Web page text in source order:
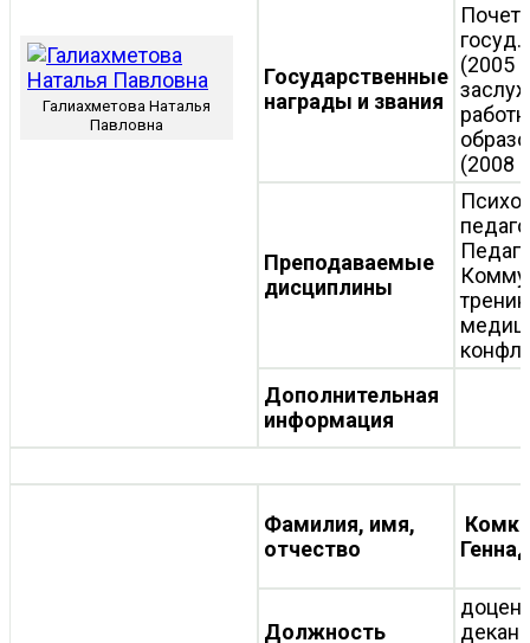
Галиахметова Наталья
Павловна
Государственные
награды и звания
госуд.
(2005
(2008
Преподаваемые
дисциплины
Дополнительная
информация
Фамилия, имя,
отчество
Должность